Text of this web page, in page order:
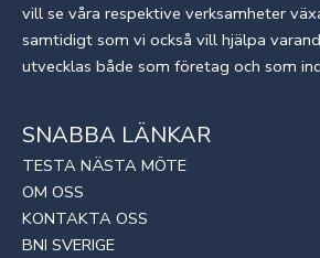
vill se våra respektive verksamheter
samtidigt som vi också vill hjälpa
utvecklas både som företag och som
SNABBA LÄNKAR
TESTA NÄSTA MÖTE
OM OSS
KONTAKTA OSS
BNI SVERIGE